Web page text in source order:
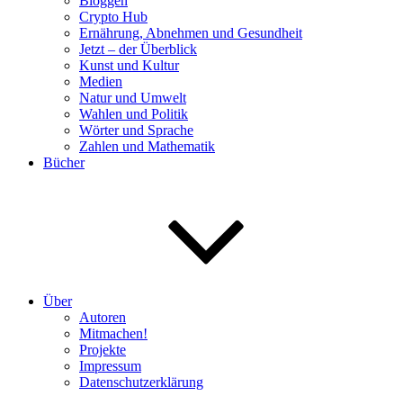
Crypto Hub
Ernährung, Abnehmen und Gesundheit
Jetzt – der Überblick
Kunst und Kultur
Medien
Natur und Umwelt
Wahlen und Politik
Wörter und Sprache
Zahlen und Mathematik
Bücher
Über
Autoren
Mitmachen!
Projekte
Impressum
Datenschutzerklärung